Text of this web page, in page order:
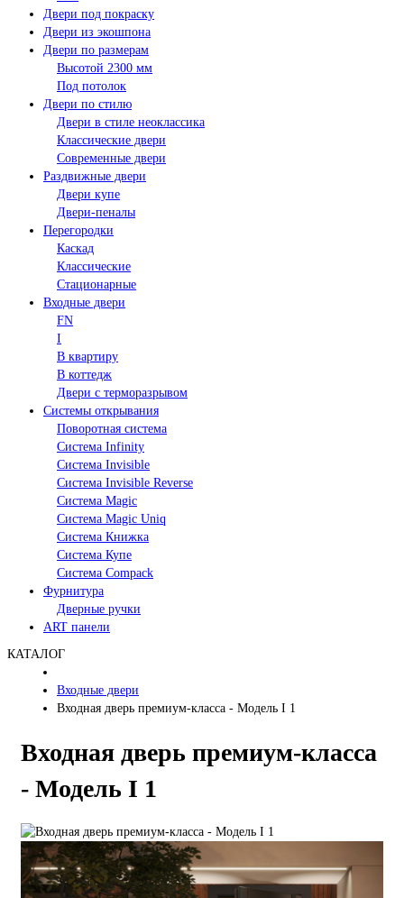
Двери под покраску
Двери из экошпона
Двери по размерам
Высотой 2300 мм
Под потолок
Двери по стилю
Двери в стиле неоклассика
Классические двери
Современные двери
Раздвижные двери
Двери купе
Двери-пеналы
Перегородки
Каскад
Классические
Стационарные
Входные двери
FN
I
В квартиру
В коттедж
Двери с терморазрывом
Системы открывания
Поворотная система
Система Infinity
Система Invisible
Система Invisible Reverse
Система Magic
Система Magic Uniq
Система Книжка
Система Купе
Система Compack
Фурнитура
Дверные ручки
ART панели
КАТАЛОГ
Входные двери
Входная дверь премиум-класса - Модель I 1
Входная дверь премиум-класса
- Модель I 1